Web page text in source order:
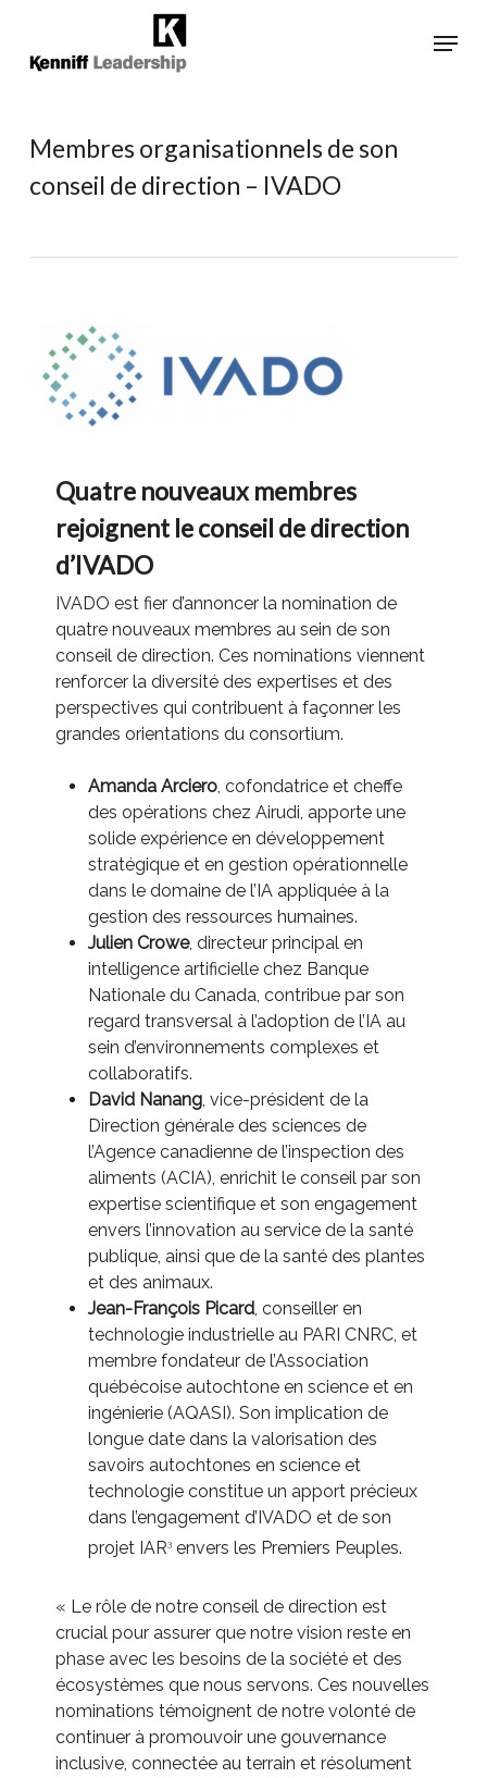
main
Menu
Membres organisationnels de son
conseil de direction – IVADO
Quatre nouveaux membres
rejoignent le conseil de direction
d’IVADO
IVADO est fier d’annoncer la nomination de
quatre nouveaux membres au sein de son
conseil de direction. Ces nominations viennent
renforcer la diversité des expertises et des
perspectives qui contribuent à façonner les
grandes orientations du consortium.
Amanda Arciero, cofondatrice et cheffe
des opérations chez Airudi, apporte une
solide expérience en développement
stratégique et en gestion opérationnelle
dans le domaine de l’IA appliquée à la
gestion des ressources humaines.
Julien Crowe, directeur principal en
intelligence artificielle chez Banque
Nationale du Canada, contribue par son
regard transversal à l’adoption de l’IA au
sein d’environnements complexes et
collaboratifs.
David Nanang, vice-président de la
Direction générale des sciences de
l’Agence canadienne de l’inspection des
aliments (ACIA), enrichit le conseil par son
expertise scientifique et son engagement
envers l’innovation au service de la santé
publique, ainsi que de la santé des plantes
et des animaux.
Jean-François Picard, conseiller en
technologie industrielle au PARI CNRC, et
membre fondateur de l’Association
québécoise autochtone en science et en
ingénierie (AQASI). Son implication de
longue date dans la valorisation des
savoirs autochtones en science et
technologie constitue un apport précieux
dans l’engagement d’IVADO et de son
projet IAR3envers les Premiers Peuples.
« Le rôle de notre conseil de direction est
crucial pour assurer que notre vision reste en
phase avec les besoins de la société et des
écosystèmes que nous servons. Ces nouvelles
nominations témoignent de notre volonté de
continuer à promouvoir une gouvernance
inclusive, connectée au terrain et résolument